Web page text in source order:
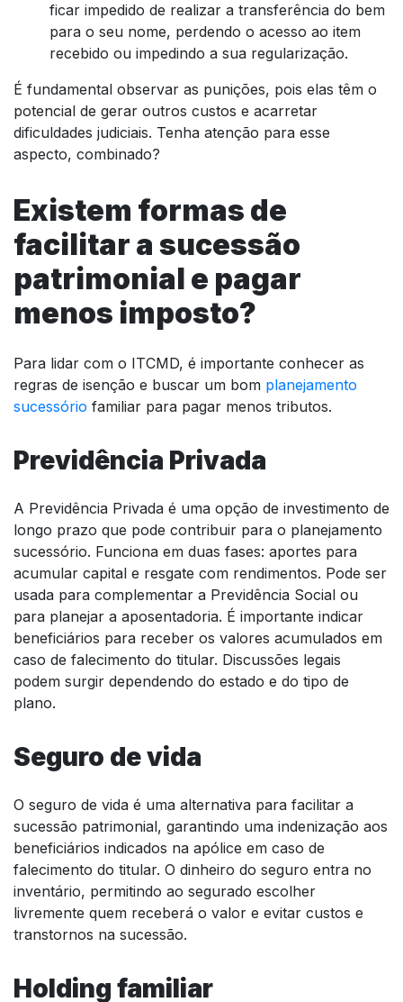
ficar impedido de realizar a transferência do bem
para o seu nome, perdendo o acesso ao item
recebido ou impedindo a sua regularização.
É fundamental observar as punições, pois elas têm o
potencial de gerar outros custos e acarretar
dificuldades judiciais. Tenha atenção para esse
aspecto, combinado?
Existem formas de
facilitar a sucessão
patrimonial e pagar
menos imposto?
Para lidar com o ITCMD, é importante conhecer as
regras de isenção e buscar um bom planejamento
sucessório familiar para pagar menos tributos.
Previdência Privada
A Previdência Privada é uma opção de investimento de
longo prazo que pode contribuir para o planejamento
sucessório. Funciona em duas fases: aportes para
acumular capital e resgate com rendimentos. Pode ser
usada para complementar a Previdência Social ou
para planejar a aposentadoria. É importante indicar
beneficiários para receber os valores acumulados em
caso de falecimento do titular. Discussões legais
podem surgir dependendo do estado e do tipo de
plano.
Seguro de vida
O seguro de vida é uma alternativa para facilitar a
sucessão patrimonial, garantindo uma indenização aos
beneficiários indicados na apólice em caso de
falecimento do titular. O dinheiro do seguro entra no
inventário, permitindo ao segurado escolher
livremente quem receberá o valor e evitar custos e
transtornos na sucessão.
Holding familiar